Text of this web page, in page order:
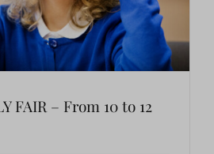
FAIR – From 10 to 12